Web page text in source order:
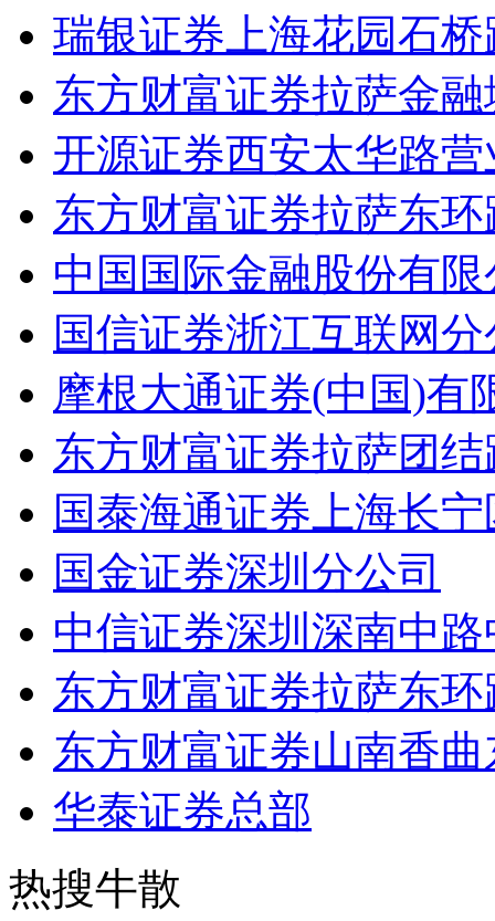
瑞银证券上海花园石
东方财富证券拉萨金
开源证券西安太华路营
东方财富证券拉萨东
中国国际金融股份有
国信证券浙江互联网
摩根大通证券(中国)有
东方财富证券拉萨团
国泰海通证券上海长
国金证券深圳分公司
中信证券深圳深南中
东方财富证券拉萨东
东方财富证券山南香
华泰证券总部
热搜牛散